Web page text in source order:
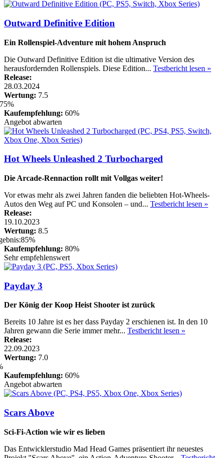
Outward Definitive Edition
Ein Rollenspiel-Adventure mit hohem Anspruch
Die Outward Definitive Edition ist die ultimative Version des
herausfordernden Rollenspiels. Diese Edition... Testbericht lesen »
Release:
28.03.2024
Wertung: 7.5
Kaufempfehlung: 60%
Angebot abwarten
Hot Wheels Unleashed 2 Turbocharged
Die Arcade-Rennaction rollt mit Vollgas weiter!
Vor etwas mehr als zwei Jahren fanden die beliebten Hot-Wheels-
Autos den Weg auf PC und Konsolen – und... Testbericht lesen »
Release:
19.10.2023
Wertung: 8.5
Kaufempfehlung: 80%
Sehr empfehlenswert
Payday 3
Der König der Koop Heist Shooter ist zurück
Bereits 10 Jahre ist es her dass Payday 2 erschienen ist. In den 10
Jahren gewann die Serie immer mehr... Testbericht lesen »
Release:
22.09.2023
Wertung: 7.0
Kaufempfehlung: 60%
Angebot abwarten
Scars Above
Sci-Fi-Action wie wir es lieben
Das Entwicklerstudio Mad Head Games präsentiert ihr neuestes